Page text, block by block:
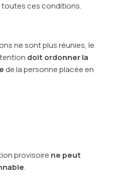
toutes ces conditions.
ne sont plus réunies, le
doit ordonner la
de la personne placée en
provisoire ne peut
.